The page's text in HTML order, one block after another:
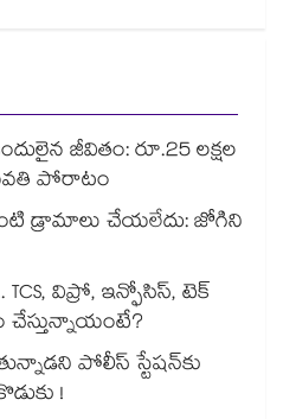
జీవితం: రూ.25 లక్షల
పోరాటం
డ్రామాలు చేయలేదు: జోగిని
TCS, విప్రో, ఇన్ఫోసిస్, టెక్
పోలీస్ స్టేషన్⁪కు
!